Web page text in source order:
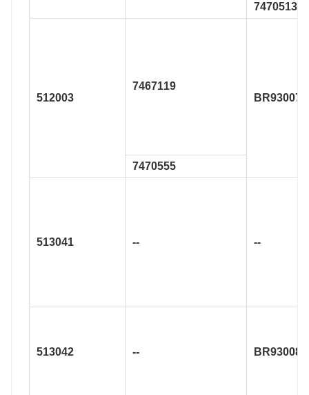
7470513
512003
7467119
BR930074
7470555
513041 -- --
513042 -- BR930087